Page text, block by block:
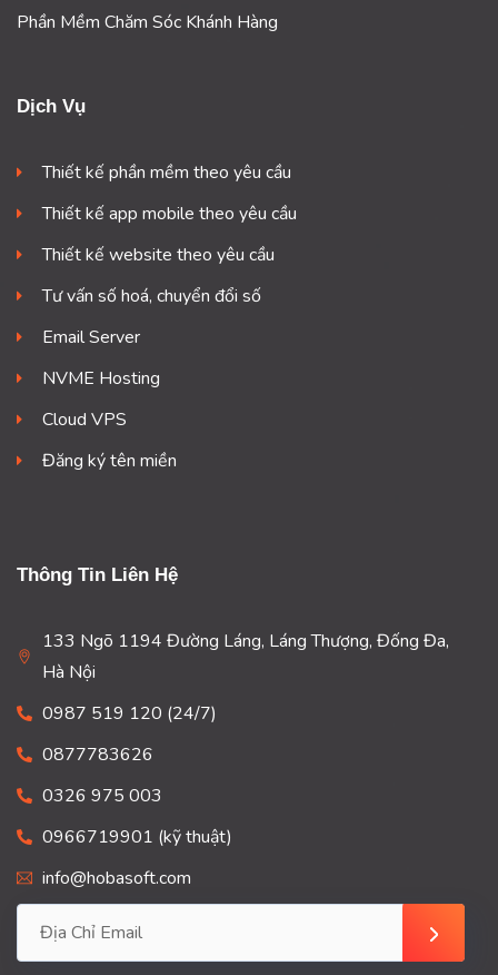
Phần Mềm Chăm Sóc Khánh Hàng
Dịch Vụ
Thiết kế phần mềm theo yêu cầu
Thiết kế app mobile theo yêu cầu
Thiết kế website theo yêu cầu
Tư vấn số hoá, chuyển đổi số
Email Server
NVME Hosting
Cloud VPS
Đăng ký tên miền
Thông Tin Liên Hệ
133 Ngõ 1194 Đường Láng, Láng Thượng, Đống Đa,
Hà Nội
0987 519 120 (24/7)
0877783626
0326 975 003
0966719901 (kỹ thuật)
info@hobasoft.com